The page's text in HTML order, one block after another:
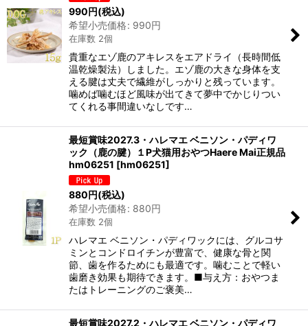
990 円(税込)
希望小売価格: 990円
在庫数 2個
貴重なエゾ鹿のアキレスをエアドライ（長時間低
温乾燥製法）しました。エゾ鹿の大きな身体を支
える腱は丈夫で繊維がしっかりと残っています。
噛めば噛むほど風味が出てきて夢中でかじりつい
てくれる事間違いなしです…
最短賞味2027.3・ハレマエ ベニソン・パディワ
ック（鹿の腱）１P犬猫用おやつHaere Mai正規品
hm06251 [hm06251]
880円(税込)
希望小売価格: 880円
在庫数 2個
ハレマエ ベニソン・パディワックには、グルコサ
ミンとコンドロイチンが豊富で、健康な骨と関
節、歯を作るためにも最適です。噛むことで軽い
歯磨き効果も期待できます。■与え方：おやつま
たはトレーニングのご褒美…
最短賞味2027.2・ハレマエ ベニソン・パディワ